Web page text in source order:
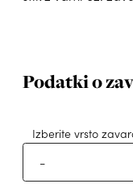
Podatki o
Izberite vrsto